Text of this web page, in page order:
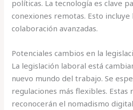
políticas. La tecnología es clave
conexiones remotas. Esto
colaboración avanzadas.
Potenciales cambios en la
La legislación laboral está
nuevo mundo del trabajo. Se
regulaciones más flexibles. Estas
reconocerán el nomadismo